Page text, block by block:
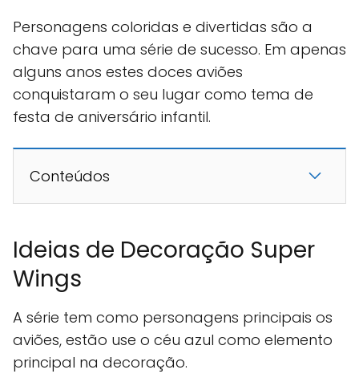
Personagens coloridas e divertidas são a
chave para uma série de sucesso. Em apenas
alguns anos estes doces aviões
conquistaram o seu lugar como tema de
festa de aniversário infantil.
Conteúdos
Ideias de Decoração Super
Wings
A série tem como personagens principais os
aviões, estão use o céu azul como elemento
principal na decoração.